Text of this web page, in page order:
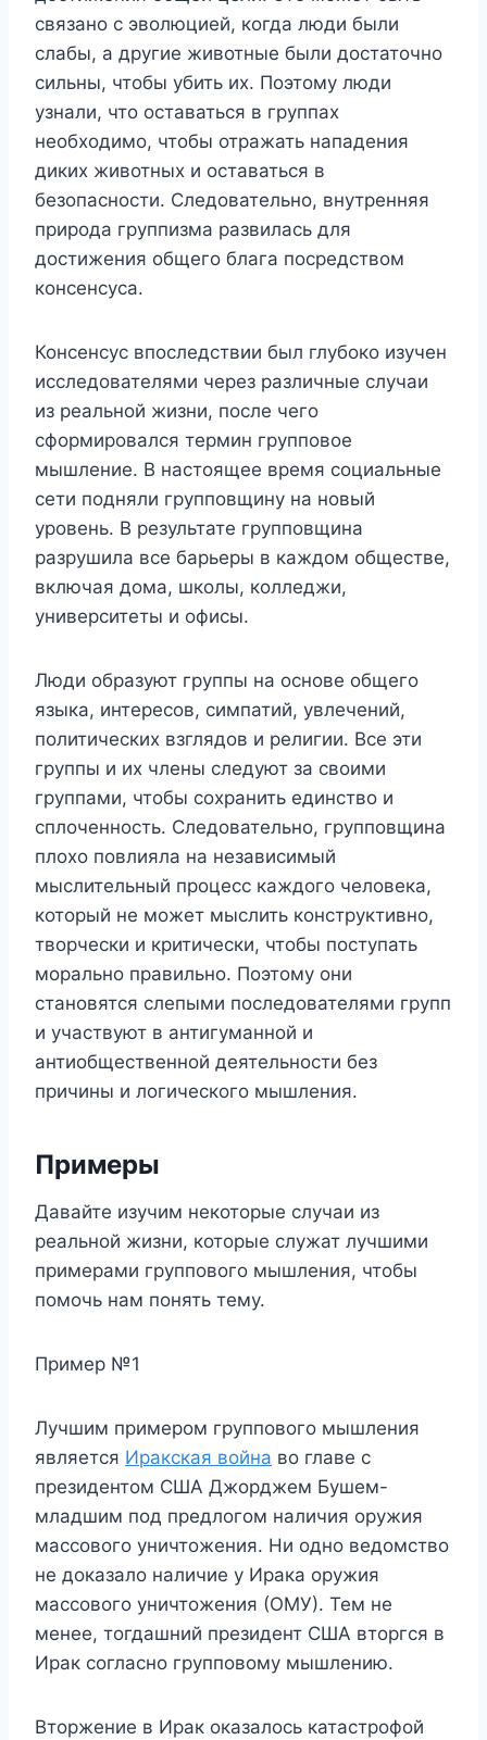
связано с эволюцией, когда люди были
слабы, а другие животные были достаточно
сильны, чтобы убить их. Поэтому люди
узнали, что оставаться в группах
необходимо, чтобы отражать нападения
диких животных и оставаться в
безопасности. Следовательно, внутренняя
природа группизма развилась для
достижения общего блага посредством
консенсуса.
Консенсус впоследствии был глубоко изучен
исследователями через различные случаи
из реальной жизни, после чего
сформировался термин групповое
мышление. В настоящее время социальные
сети подняли групповщину на новый
уровень. В результате групповщина
разрушила все барьеры в каждом обществе,
включая дома, школы, колледжи,
университеты и офисы.
Люди образуют группы на основе общего
языка, интересов, симпатий, увлечений,
политических взглядов и религии. Все эти
группы и их члены следуют за своими
группами, чтобы сохранить единство и
сплоченность. Следовательно, групповщина
плохо повлияла на независимый
мыслительный процесс каждого человека,
который не может мыслить конструктивно,
творчески и критически, чтобы поступать
морально правильно. Поэтому они
становятся слепыми последователями групп
и участвуют в антигуманной и
антиобщественной деятельности без
причины и логического мышления.
Примеры
Давайте изучим некоторые случаи из
реальной жизни, которые служат лучшими
примерами группового мышления, чтобы
помочь нам понять тему.
Пример №1
Лучшим примером группового мышления
является Иракская война во главе с
президентом США Джорджем Бушем-
младшим под предлогом наличия оружия
массового уничтожения. Ни одно ведомство
не доказало наличие у Ирака оружия
массового уничтожения (ОМУ). Тем не
менее, тогдашний президент США вторгся в
Ирак согласно групповому мышлению.
Вторжение в Ирак оказалось катастрофой